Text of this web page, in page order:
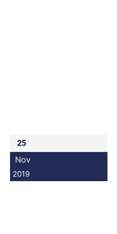
25
Nov
2019